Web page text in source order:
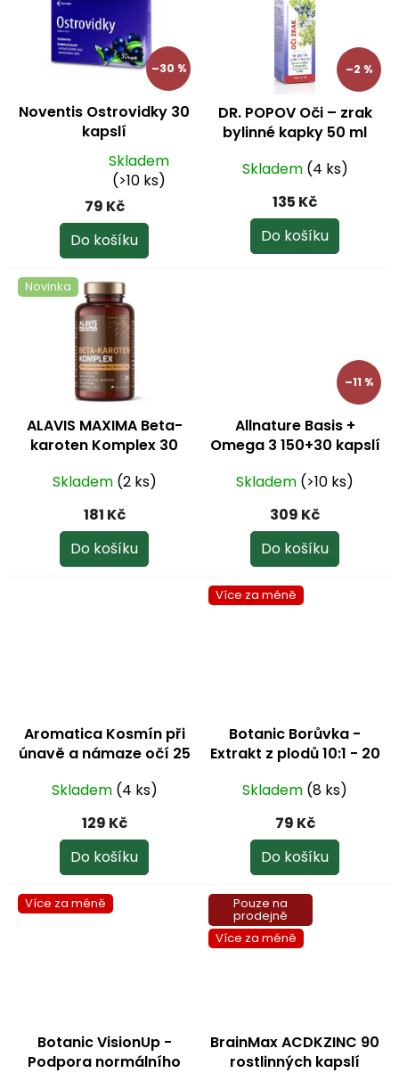
d
–30 %
Noventis Ostrovidky 30
kapslí
z
5
hvězdiček.
Skladem
(>10 ks)
79 Kč
Do košíku
–2 %
DR. POPOV Oči – zrak
bylinné kapky 50 ml
Skladem (4 ks)
135 Kč
Do košíku
Novinka
ALAVIS MAXIMA Beta-
karoten Komplex 30
Skladem (2 ks)
181 Kč
Do košíku
–11 %
Allnature Basis +
Omega 3 150+30 kapslí
Skladem (>10 ks)
309 Kč
Do košíku
Aromatica Kosmín při
únavě a námaze očí 25
Skladem (4 ks)
129 Kč
Do košíku
Více za méně
Botanic Borůvka -
Extrakt z plodů 10:1 - 20
Skladem (8 ks)
79 Kč
Do košíku
Více za méně
Botanic VisionUp -
Podpora normálního
Pouze na
prodejně
Více za méně
BrainMax ACDKZINC 90
rostlinných kapslí